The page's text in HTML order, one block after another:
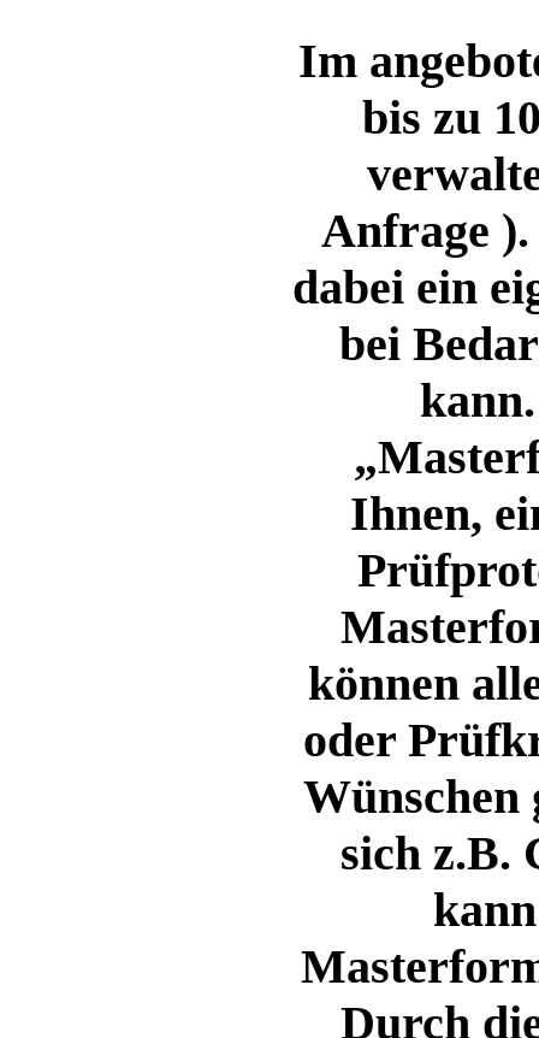
Im
bis zu
Anfrage
dabei ein
bei
Ihnen,
können
oder
Wünschen
sich z.B.
Durch